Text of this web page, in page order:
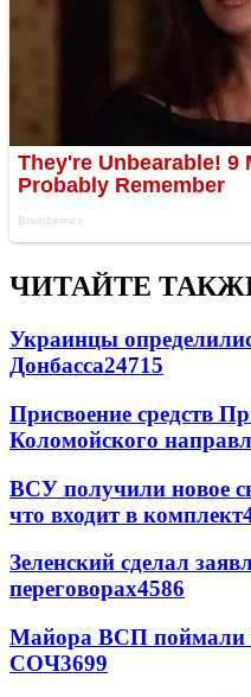
ЧИТАЙТЕ
Украинцы
Донбасса24715
Присвоение средств
Коломойского
ВСУ получили новое
что входит в комплект
Зеленский сделал
переговорах4586
Майора ВСП поймали
СОЧ3699